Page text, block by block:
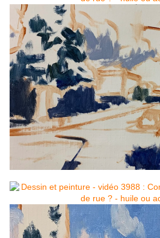
Une fois que j'ai marqué les valeurs
commencé à ajouter de la couleur en
zone la plus éloignée de la peinture,